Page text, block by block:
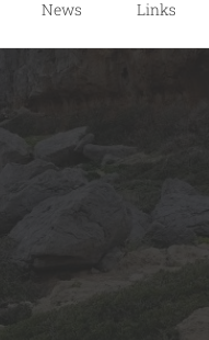
News Links